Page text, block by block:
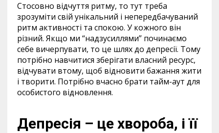
Стосовно відчуття ритму, то тут треба
зрозуміти свій унікальний і непередбачуваний
ритм активності та спокою. У кожного він
різний. Якщо ми “надзусиллями” починаємо
себе вичерпувати, то це шлях до депресії. Тому
потрібно навчитися зберігати власний ресурс,
відчувати втому, щоб відновити бажання жити
і творити. Потрібно вчасно брати тайм-аут для
особистого відновлення.
Депресія – це хвороба, і її